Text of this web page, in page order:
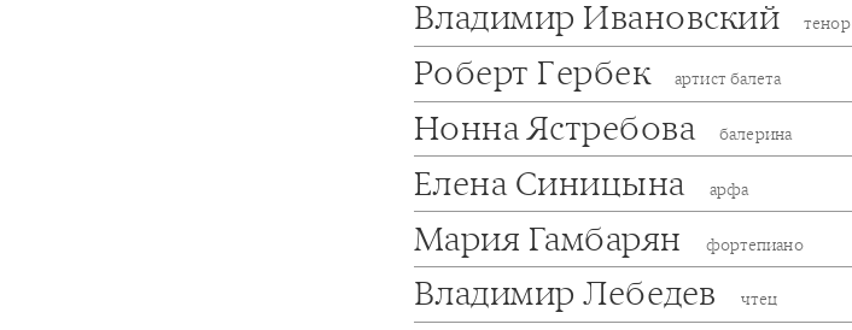
Владимир Ивановский тенор
Роберт Гербек артист балета
Нонна Ястребова балерина
Елена Синицына арфа
Мария Гамбарян фортепиано
Владимир Лебедев чтец